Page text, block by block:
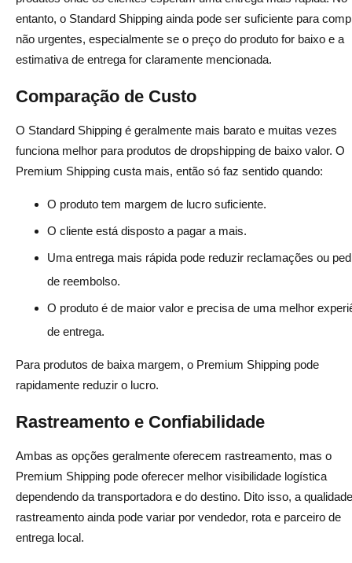
entanto, o Standard Shipping ainda pode ser suficiente para
não urgentes, especialmente se o preço do produto for baixo e a
estimativa de entrega for claramente mencionada.
Comparação de Custo
O Standard Shipping é geralmente mais barato e muitas vezes
funciona melhor para produtos de dropshipping de baixo valor. O
Premium Shipping custa mais, então só faz sentido quando:
O produto tem margem de lucro suficiente.
O cliente está disposto a pagar a mais.
Uma entrega mais rápida pode reduzir reclamações ou
de reembolso.
O produto é de maior valor e precisa de uma melhor
de entrega.
Para produtos de baixa margem, o Premium Shipping pode
rapidamente reduzir o lucro.
Rastreamento e Confiabilidade
Ambas as opções geralmente oferecem rastreamento, mas o
Premium Shipping pode oferecer melhor visibilidade logística
dependendo da transportadora e do destino. Dito isso, a
rastreamento ainda pode variar por vendedor, rota e parceiro de
entrega local.